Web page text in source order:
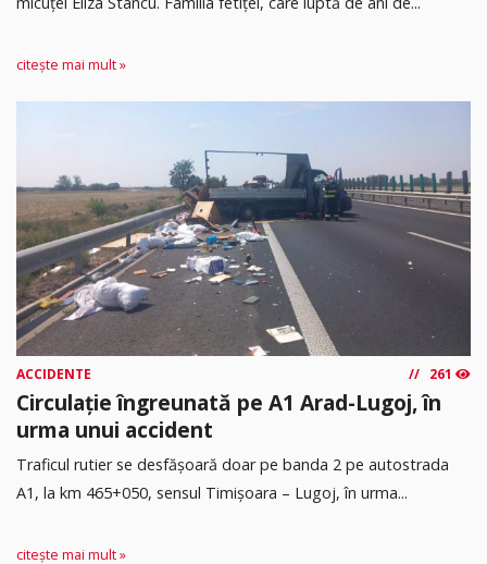
citește mai mult »
ACCIDENTE 261
Circulație îngreunată pe A1 Arad-Lugoj, în
urma unui accident
Traficul rutier se desfășoară doar pe banda 2 pe autostrada
A1, la km 465+050, sensul Timişoara – Lugoj, în urma...
citește mai mult »